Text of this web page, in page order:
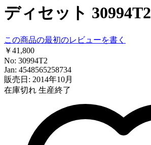
ディセット 30994T2
この商品の最初のレビューを書く
￥41,800
No: 30994T2
Jan: 4548565258734
販売日: 2014年10月
在庫切れ 生産終了